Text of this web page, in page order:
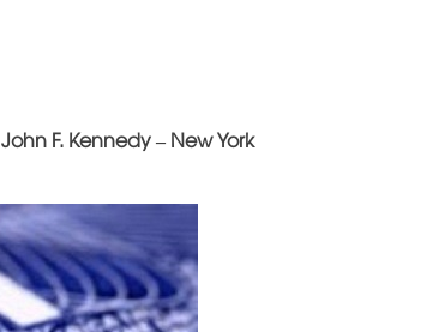
John F. Kennedy – New York